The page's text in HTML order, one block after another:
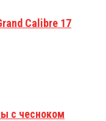
Calibre 17
с чесноком